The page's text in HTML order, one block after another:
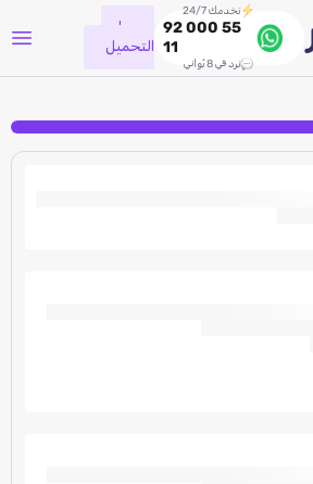
نخدمك 24/7
92 000 55
11
نرد في 8 ثواني
جاري
التحميل